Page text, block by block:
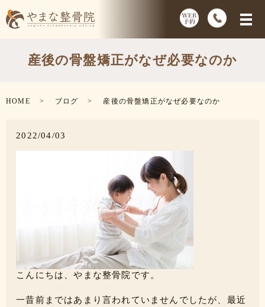
産後の骨盤矯正がなぜ必要なのか
HOME ブログ 産後の骨盤矯正がなぜ必要なのか
2022/04/03
こんにちは、やまな整骨院です。
一昔前まではあまり言われていませんでしたが、最近